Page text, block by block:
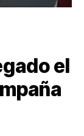
el